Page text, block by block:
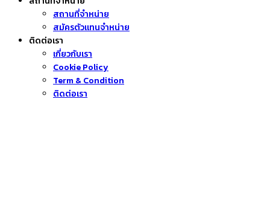
สถานที่จำหน่าย
สมัครตัวแทนจำหน่าย
ติดต่อเรา
เกี่ยวกับเรา
Cookie Policy
Term & Condition
ติดต่อเรา